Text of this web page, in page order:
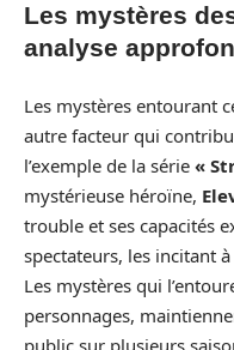
Les mystères
analyse
Les mystères entourant
autre facteur qui
l’exemple de la série «
mystérieuse héroïne,
trouble et ses capacités
spectateurs, les incitant
Les mystères qui
personnages,
public sur plusieurs